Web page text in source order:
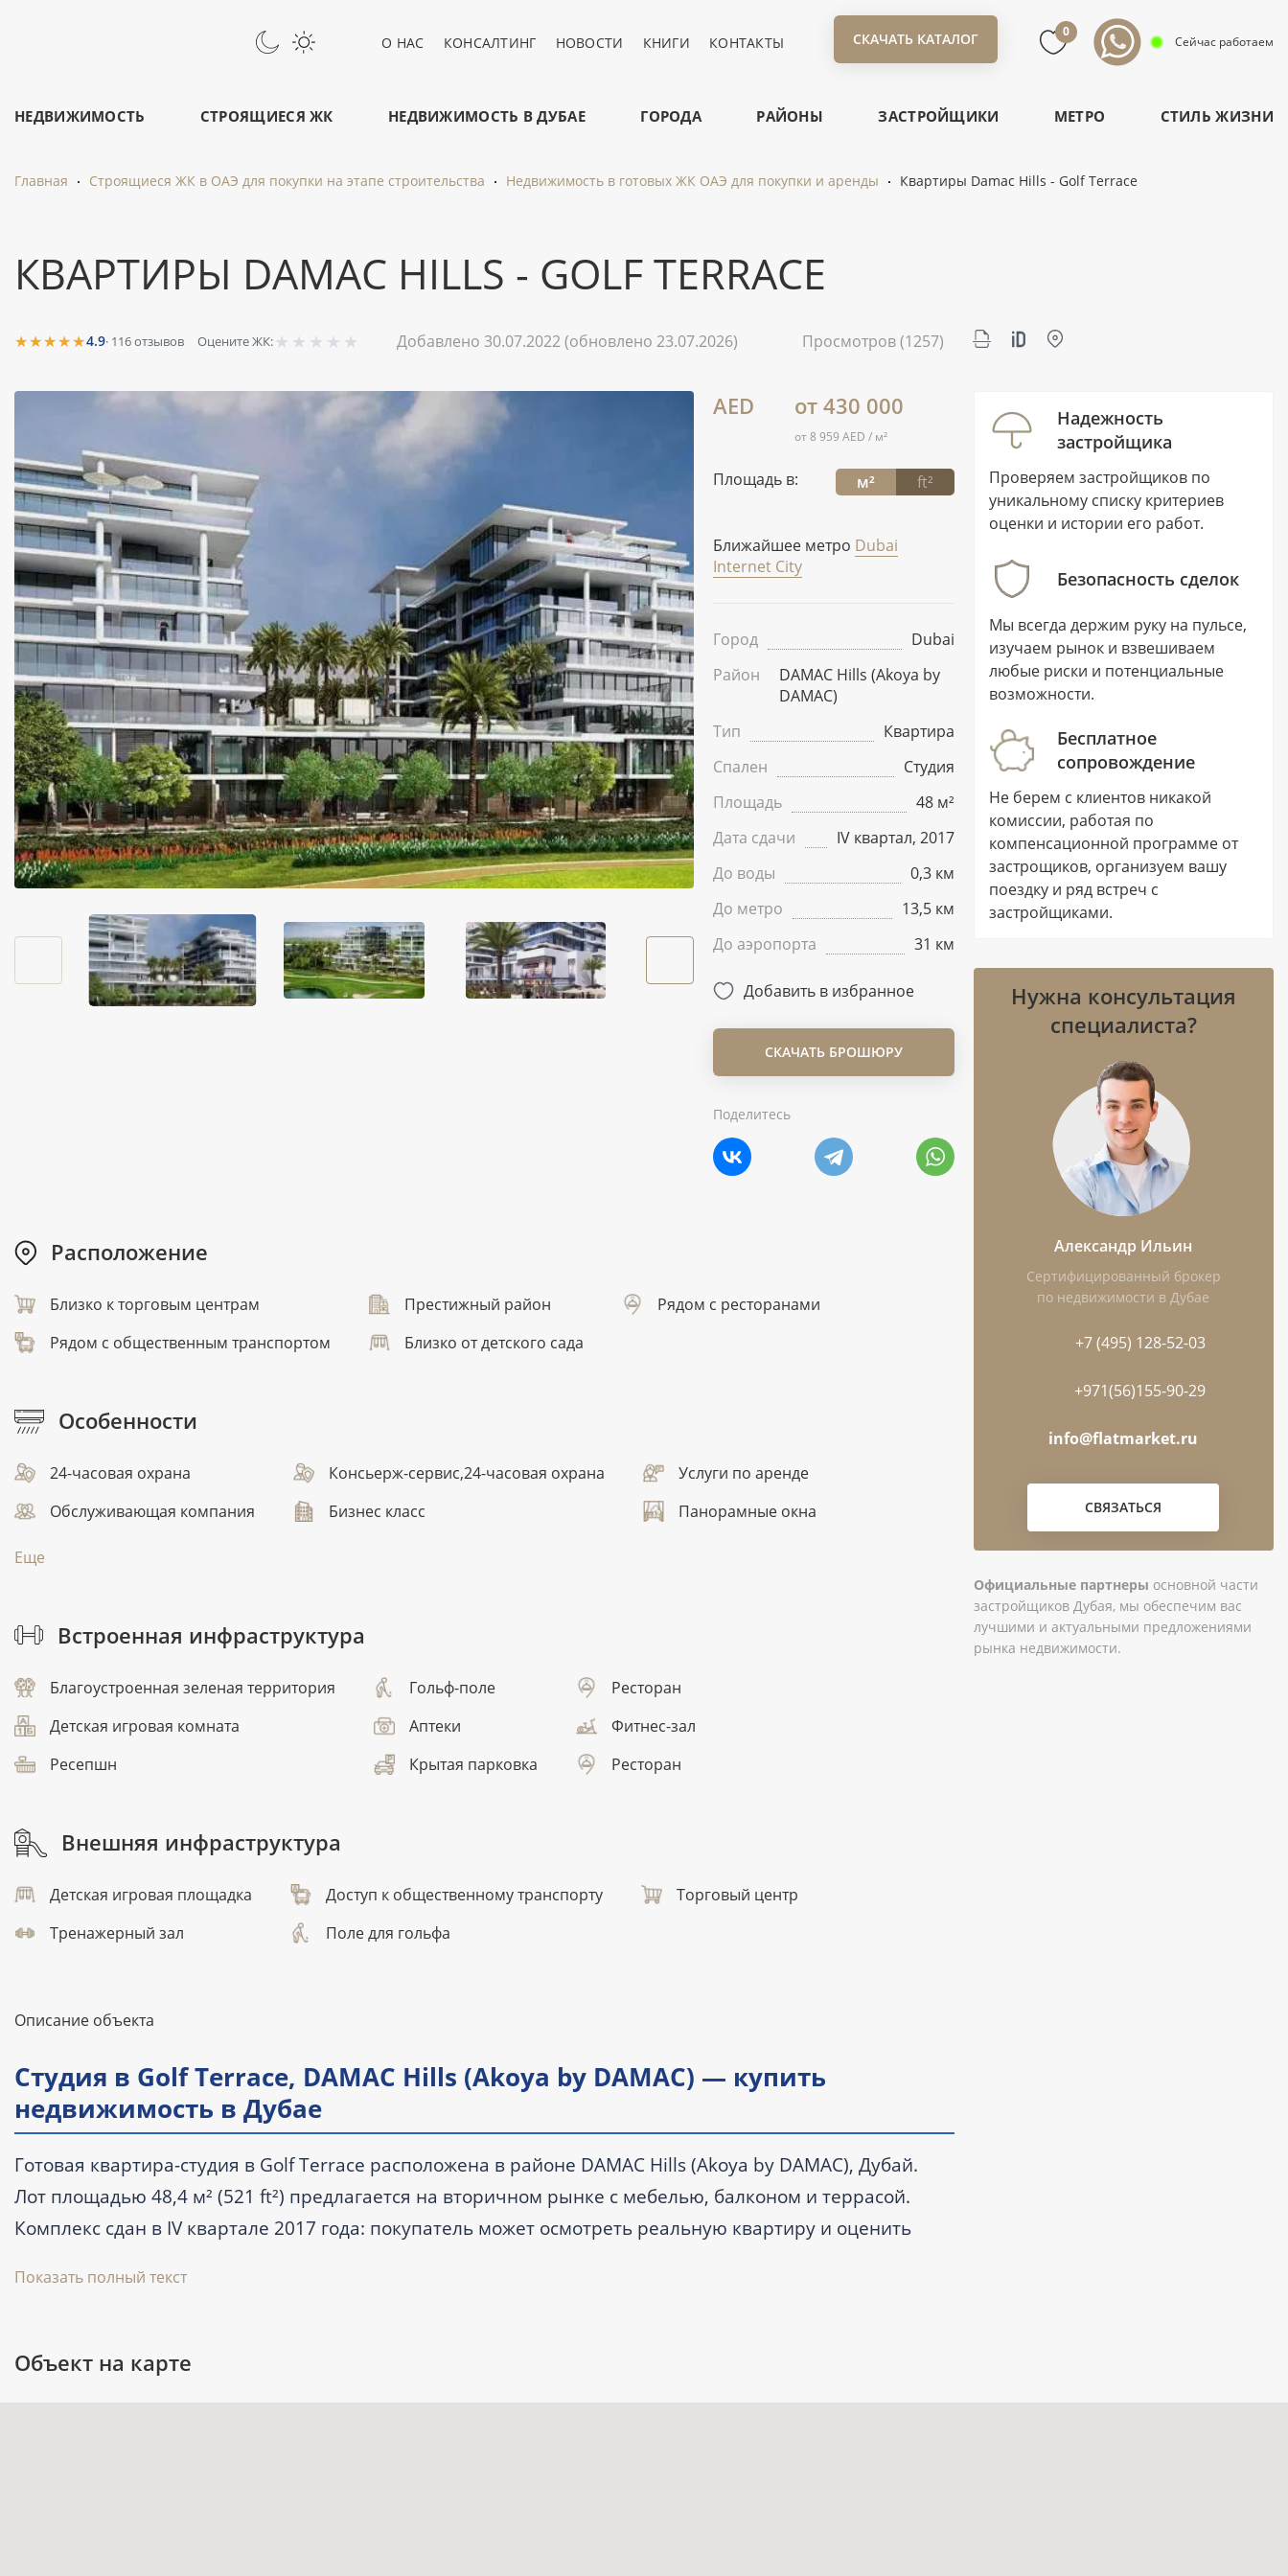
О НАС КОНСАЛТИНГ НОВОСТИ КНИГИ КОНТАКТЫ СКАЧАТЬ КАТАЛОГ 0
Сейчас работаем
НЕДВИЖИМОСТЬ СТРОЯЩИЕСЯ ЖК НЕДВИЖИМОСТЬ В ДУБАЕ ГОРОДА РАЙОНЫ ЗАСТРОЙЩИКИ МЕТРО СТИЛЬ ЖИЗНИ
Главная Строящиеся ЖК в ОАЭ для покупки на этапе строительства Недвижимость в готовых ЖК ОАЭ для покупки и аренды Квартиры Damac Hills - Golf Terrace
КВАРТИРЫ DAMAC HILLS - GOLF TERRACE
★★★★★4.9· 116отзывов Оцените ЖК:★ ★ ★ ★ ★ Добавлено 30.07.2022(обновлено 23.07.2026) Просмотров(1257)
AED от 430 000
от 8 959 AED / м²
Площадь в: м² ft²
Ближайшее метро Dubai
Internet City
Город
Dubai
Район
DAMAC Hills (Akoya by
DAMAC)
Тип
Квартира
Спален
Студия
Площадь
48 м²
Дата сдачи
IV квартал, 2017
До воды
0,3 км
До метро
13,5 км
До аэропорта
31 км
Добавить в избранное
СКАЧАТЬ БРОШЮРУ
Поделитесь
Расположение
Близко к торговым центрам Престижный район
Рядом с ресторанами
Рядом с общественным транспортом
Близко от детского сада
Особенности
24-часовая охрана Консьерж-сервис,24-часовая охрана
Услуги по аренде
Обслуживающая компания
Бизнес класс Панорамные окна
Еще
Встроенная инфраструктура
Благоустроенная зеленая территория Гольф-поле
Ресторан
Детская игровая комната
Аптеки
Фитнес-зал
Ресепшн
Крытая парковка Ресторан
Внешняя инфраструктура
Детская игровая площадка Доступ к общественному транспорту
Торговый центр
Тренажерный зал
Поле для гольфа
Описание объекта
Студия в Golf Terrace, DAMAC Hills (Akoya by DAMAC) — купить
недвижимость в Дубае
Готовая квартира-студия в Golf Terrace расположена в районе DAMAC Hills (Akoya by DAMAC), Дубай.
Лот площадью 48,4 м² (521 ft²) предлагается на вторичном рынке с мебелью, балконом и террасой.
Комплекс сдан в IV квартале 2017 года: покупатель может осмотреть реальную квартиру и оценить
Тип недвижимости: квартира-студия, 1 ванная комната.
Показать полный текст
Надежность
застройщика
Проверяем застройщиков по
уникальному списку критериев
оценки и истории его работ.
Безопасность сделок
Мы всегда держим руку на пульсе,
изучаем рынок и взвешиваем
любые риски и потенциальные
возможности.
Бесплатное
сопровождение
Не берем с клиентов никакой
комиссии, работая по
компенсационной программе от
застрощиков, организуем вашу
поездку и ряд встреч с
застройщиками.
Нужна консультация
специалиста?
Александр Ильин
Сертифицированный брокер
по недвижимости в Дубае
+7 (495) 128-52-03
+971(56)155-90-29
info@flatmarket.ru
СВЯЗАТЬСЯ
Официальные партнеры основной части
застройщиков Дубая, мы обеспечим вас
лучшими и актуальными предложениями
рынка недвижимости.
Объект на карте